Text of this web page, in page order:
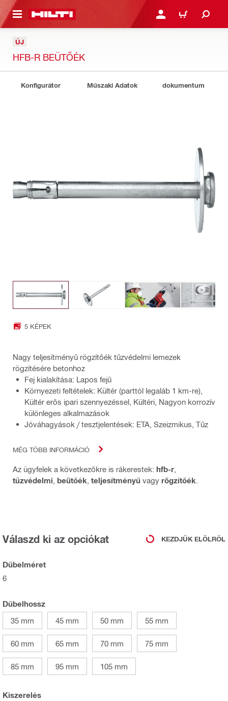
TARTALOMRA BEJELENTKEZÉS VAGY
KOSÁR
ÚJ
HFB-R BEÜTŐÉK
Konfigurátor Műszaki Adatok dokumentum
5 KÉPEK
Nagy teljesítményű rögzítőék tűzvédelmi lemezek
rögzítésére betonhoz
Fej kialakítása: Lapos fejű
Környezeti feltételek: Kültér (parttól legaláb 1 km-re),
Kültér erős ipari szennyezéssel, Kültéri, Nagyon korrozív
különleges alkalmazások
Jóváhagyások / tesztjelentések: ETA, Szeizmikus, Tűz
MÉG TÖBB INFORMÁCIÓ
Az ügyfelek a következőkre is rákerestek: hfb-r
tűzvédelmi beütőék teljesítményű vagy rögzítőék
Válaszd ki az opciókat KEZDJÜK ELÖLRŐL
Dűbelméret
6
Dűbelhossz
35 mm
45 mm 50 mm 55 mm
60 mm 65 mm 70 mm 75 mm
85 mm 95 mm 105 mm
Kiszerelés